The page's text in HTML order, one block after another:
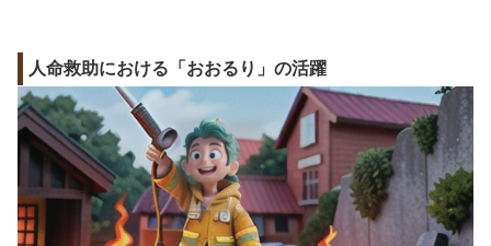
人命救助における「おおるり」の活躍